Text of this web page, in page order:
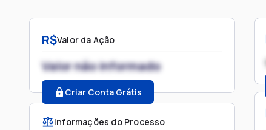
R$Valor da Ação
Valor não informado
Criar Conta Grátis
Informações do Processo